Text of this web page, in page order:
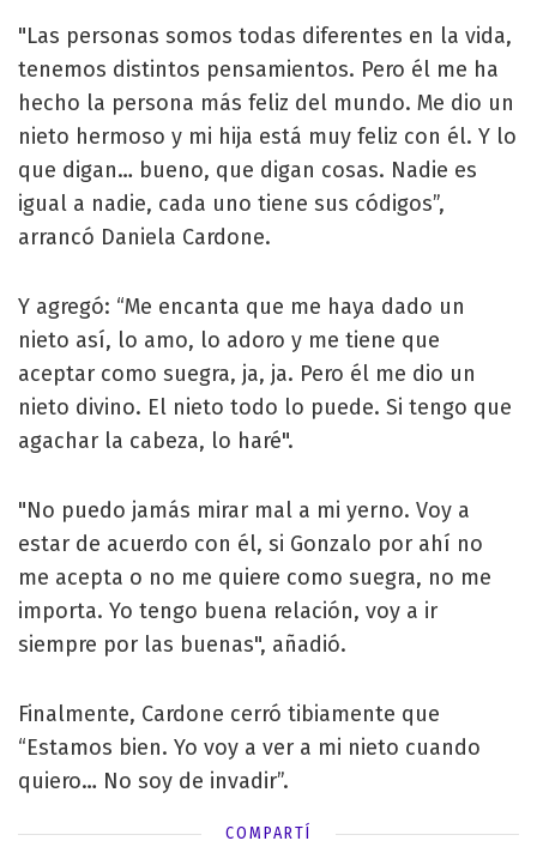
"Las personas somos todas diferentes en la vida,
tenemos distintos pensamientos. Pero él me ha
hecho la persona más feliz del mundo. Me dio un
nieto hermoso y mi hija está muy feliz con él. Y lo
que digan… bueno, que digan cosas. Nadie es
igual a nadie, cada uno tiene sus códigos”,
arrancó Daniela Cardone.
Y agregó: “Me encanta que me haya dado un
nieto así, lo amo, lo adoro y me tiene que
aceptar como suegra, ja, ja. Pero él me dio un
nieto divino. El nieto todo lo puede. Si tengo que
agachar la cabeza, lo haré".
"No puedo jamás mirar mal a mi yerno. Voy a
estar de acuerdo con él, si Gonzalo por ahí no
me acepta o no me quiere como suegra, no me
importa. Yo tengo buena relación, voy a ir
siempre por las buenas", añadió.
Finalmente, Cardone cerró tibiamente que
“Estamos bien. Yo voy a ver a mi nieto cuando
quiero… No soy de invadir”.
COMPARTÍ